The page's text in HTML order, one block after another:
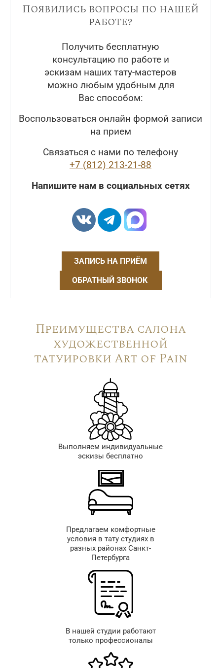
Появились вопросы по нашей
работе?
Получить бесплатную
консультацию по работе и
эскизам наших тату-мастеров
можно любым удобным для
Вас способом:
Воспользоваться онлайн формой записи
на прием
Связаться с нами по телефону
+7 (812) 213-21-88
Напишите нам в социальных сетях
ЗАПИСЬ НА ПРИЁМ
ОБРАТНЫЙ ЗВОНОК
Преимущества салона
художественной
татуировки Art of Pain
Выполняем индивидуальные
эскизы бесплатно
Предлагаем комфортные
условия в тату студиях в
разных районах Санкт-
Петербурга
В нашей студии работают
только профессионалы